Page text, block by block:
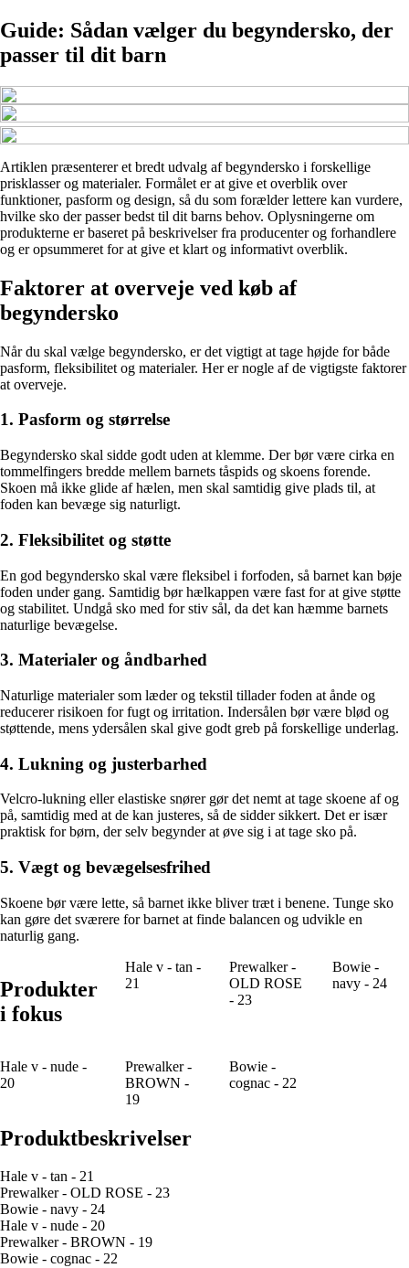
Guide: Sådan vælger du begyndersko, der
passer til dit barn
Artiklen præsenterer et bredt udvalg af begyndersko i forskellige
prisklasser og materialer. Formålet er at give et overblik over
funktioner, pasform og design, så du som forælder lettere kan vurdere,
hvilke sko der passer bedst til dit barns behov. Oplysningerne om
produkterne er baseret på beskrivelser fra producenter og forhandlere
og er opsummeret for at give et klart og informativt overblik.
Faktorer at overveje ved køb af
begyndersko
Når du skal vælge begyndersko, er det vigtigt at tage højde for både
pasform, fleksibilitet og materialer. Her er nogle af de vigtigste faktorer
at overveje.
1. Pasform og størrelse
Begyndersko skal sidde godt uden at klemme. Der bør være cirka en
tommelfingers bredde mellem barnets tåspids og skoens forende.
Skoen må ikke glide af hælen, men skal samtidig give plads til, at
foden kan bevæge sig naturligt.
2. Fleksibilitet og støtte
En god begyndersko skal være fleksibel i forfoden, så barnet kan bøje
foden under gang. Samtidig bør hælkappen være fast for at give støtte
og stabilitet. Undgå sko med for stiv sål, da det kan hæmme barnets
naturlige bevægelse.
3. Materialer og åndbarhed
Naturlige materialer som læder og tekstil tillader foden at ånde og
reducerer risikoen for fugt og irritation. Indersålen bør være blød og
støttende, mens ydersålen skal give godt greb på forskellige underlag.
4. Lukning og justerbarhed
Velcro-lukning eller elastiske snører gør det nemt at tage skoene af og
på, samtidig med at de kan justeres, så de sidder sikkert. Det er især
praktisk for børn, der selv begynder at øve sig i at tage sko på.
5. Vægt og bevægelsesfrihed
Skoene bør være lette, så barnet ikke bliver træt i benene. Tunge sko
kan gøre det sværere for barnet at finde balancen og udvikle en
naturlig gang.
Produkter
i fokus
Hale v - tan -
21
Prewalker -
OLD ROSE
- 23
Bowie -
navy - 24
Hale v - nude -
20
Prewalker -
BROWN -
19
Bowie -
cognac - 22
Produktbeskrivelser
Hale v - tan - 21
Prewalker - OLD ROSE - 23
Bowie - navy - 24
Hale v - nude - 20
Prewalker - BROWN - 19
Bowie - cognac - 22